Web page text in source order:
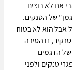
אנו לא רוצים
אבל הוא לא בטוח
זו הסיבה
הדגמים
טנקים ולפני